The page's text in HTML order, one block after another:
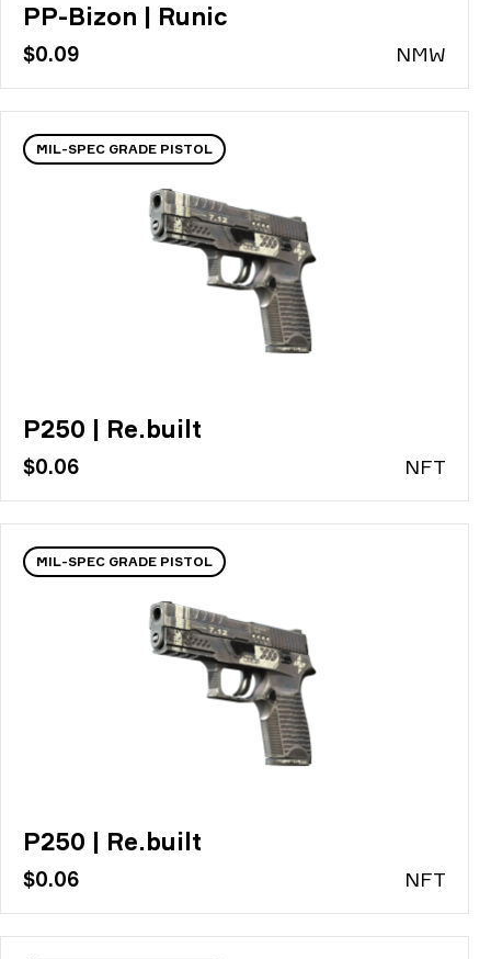
PP-Bizon | Runic
$0.09 NMW
MIL-SPEC GRADE PISTOL
P250 | Re.built
$0.06 NFT
MIL-SPEC GRADE PISTOL
P250 | Re.built
$0.06 NFT